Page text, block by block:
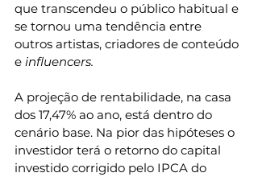
que transcendeu o público habitual e
se tornou uma tendência entre
outros artistas, criadores de conteúdo
e influencers.
A projeção de rentabilidade, na casa
dos 17,47% ao ano, está dentro do
cenário base. Na pior das hipóteses o
investidor terá o retorno do capital
investido corrigido pelo IPCA do